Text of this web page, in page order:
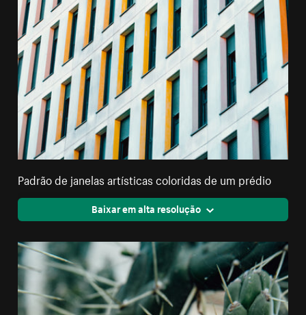
Padrão de janelas artísticas coloridas de um prédio
Baixar em alta resolução